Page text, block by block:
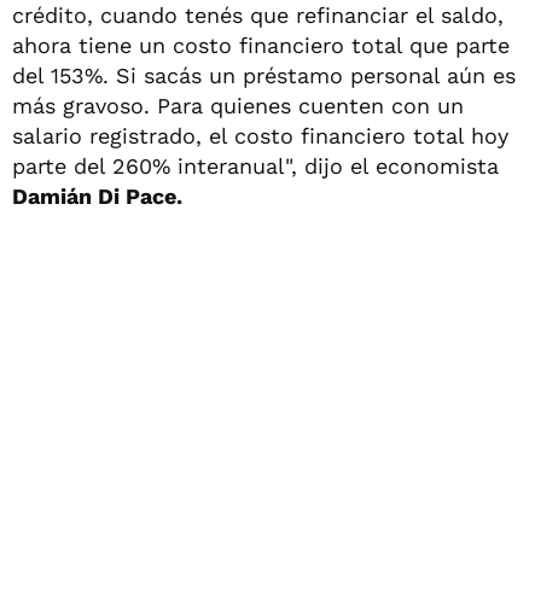
crédito, cuando tenés que refinanciar el saldo,
ahora tiene un costo financiero total que parte
del 153%. Si sacás un préstamo personal aún es
más gravoso. Para quienes cuenten con un
salario registrado, el costo financiero total hoy
parte del 260% interanual", dijo el economista
Damián Di Pace.